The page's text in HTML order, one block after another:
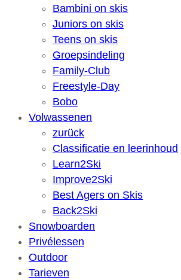
Bambini on skis
Juniors on skis
Teens on skis
Groepsindeling
Family-Club
Freestyle-Day
Bobo
Volwassenen
zurück
Classificatie en leerinhoud
Learn2Ski
Improve2Ski
Best Agers on Skis
Back2Ski
Snowboarden
Privélessen
Outdoor
Tarieven